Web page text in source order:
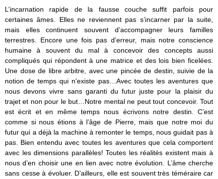
L’incarnation rapide de la fausse couche suffit parfois pour
certaines âmes. Elles ne reviennent pas s’incarner par la suite,
mais elles continuent souvent d’accompagner leurs familles
terrestres. Encore une fois pas d’erreur, mais notre conscience
humaine à souvent du mal à concevoir des concepts aussi
compliqués qui répondent à une matrice et des lois bien ficelées.
Une dose de libre arbitre, avec une pincée de destin, suivie de la
notion de temps qui n’existe pas…Avec toutes les aventures que
nous devons vivre sans garanti du futur juste pour la plaisir du
trajet et non pour le but…Notre mental ne peut tout concevoir. Tout
est écrit et en même temps nous écrivons notre destin. C’est
comme si nous étions à l’âge de Pierre, mais que notre moi du
futur qui a déjà la machine à remonter le temps, nous guidait pas à
pas. Bien entendu avec toutes les aventures que cela comportent
avec les dimensions parallèles! Toutes les réalités existent mais à
nous d’en choisir une en lien avec notre évolution. L’âme cherche
sans cesse à évoluer. D’ailleurs, elle est souvent très téméraire car